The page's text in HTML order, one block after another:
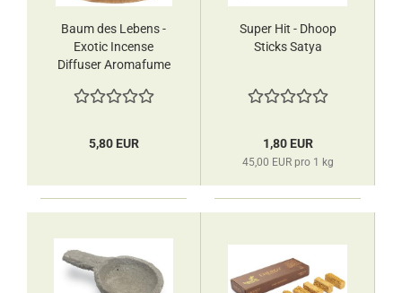
Baum des Lebens -
Exotic Incense
Diffuser Aromafume
5,80 EUR
Super Hit - Dhoop
Sticks Satya
1,80 EUR
45,00 EUR pro 1 kg